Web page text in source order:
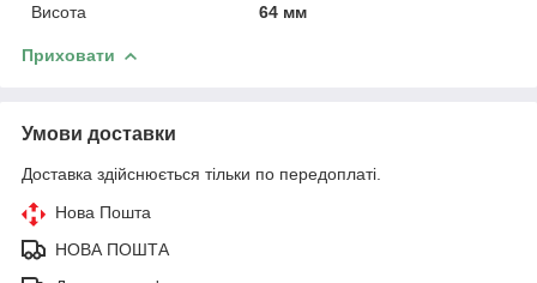
Висота
64 мм
Приховати
Умови доставки
Доставка здійснюється тільки по передоплаті.
Нова Пошта
НОВА ПОШТА